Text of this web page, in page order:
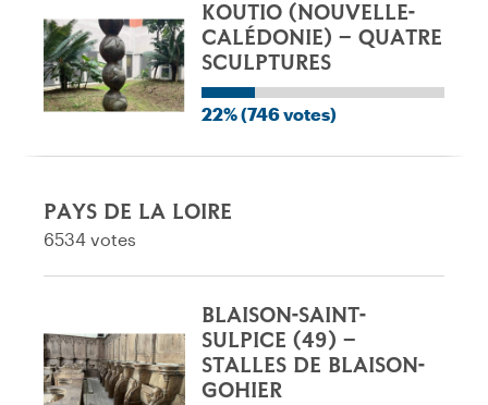
KOUTIO (NOUVELLE-
CALÉDONIE) – QUATRE
SCULPTURES
22% (746 votes)
PAYS DE LA LOIRE
6534 votes
BLAISON-SAINT-
SULPICE (49) –
STALLES DE BLAISON-
GOHIER